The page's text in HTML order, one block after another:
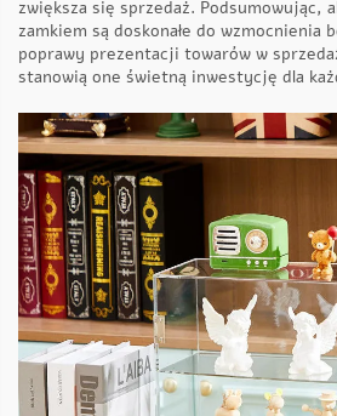
zwiększa się sprzedaż. Podsumowując,
zamkiem są doskonałe do wzmocnienia
poprawy prezentacji towarów w
stanowią one świetną inwestycję dla